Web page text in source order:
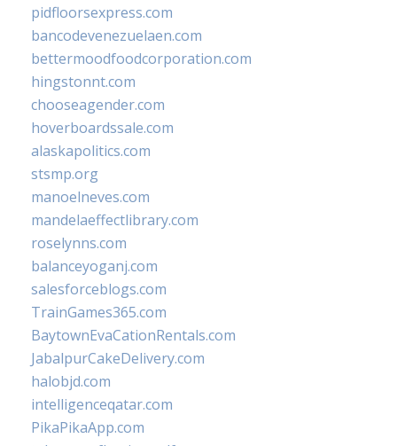
pidfloorsexpress.com
bancodevenezuelaen.com
bettermoodfoodcorporation.com
hingstonnt.com
chooseagender.com
hoverboardssale.com
alaskapolitics.com
stsmp.org
manoelneves.com
mandelaeffectlibrary.com
roselynns.com
balanceyoganj.com
salesforceblogs.com
TrainGames365.com
BaytownEvaCationRentals.com
JabalpurCakeDelivery.com
halobjd.com
intelligenceqatar.com
PikaPikaApp.com